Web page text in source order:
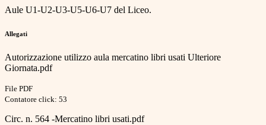
Aule U1-U2-U3-U5-U6-U7 del Liceo.
Allegati
Autorizzazione utilizzo aula mercatino libri usati Ulteriore
Giornata.pdf
File PDF
Contatore click: 53
Circ. n. 564 -Mercatino libri usati.pdf